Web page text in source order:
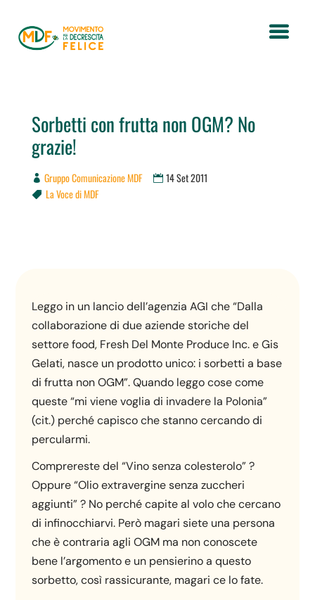
Sorbetti con frutta non OGM? No
grazie!
Gruppo Comunicazione MDF 14 Set 2011
 La Voce di MDF
Leggo in un lancio dell’agenzia AGI che “Dalla
collaborazione di due aziende storiche del
settore food, Fresh Del Monte Produce Inc. e Gis
Gelati, nasce un prodotto unico: i sorbetti a base
di frutta non OGM”. Quando leggo cose come
queste “mi viene voglia di invadere la Polonia”
(cit.) perché capisco che stanno cercando di
percularmi.
Comprereste del “Vino senza colesterolo” ?
Oppure “Olio extravergine senza zuccheri
aggiunti” ? No perché capite al volo che cercano
di infinocchiarvi. Però magari siete una persona
che è contraria agli OGM ma non conoscete
bene l’argomento e un pensierino a questo
sorbetto, così rassicurante, magari ce lo fate.